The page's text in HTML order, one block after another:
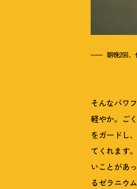
朝晩2回、
そんなパワ
軽やか。ご
をガードし
てくれます
いことがあ
るゼラニウ